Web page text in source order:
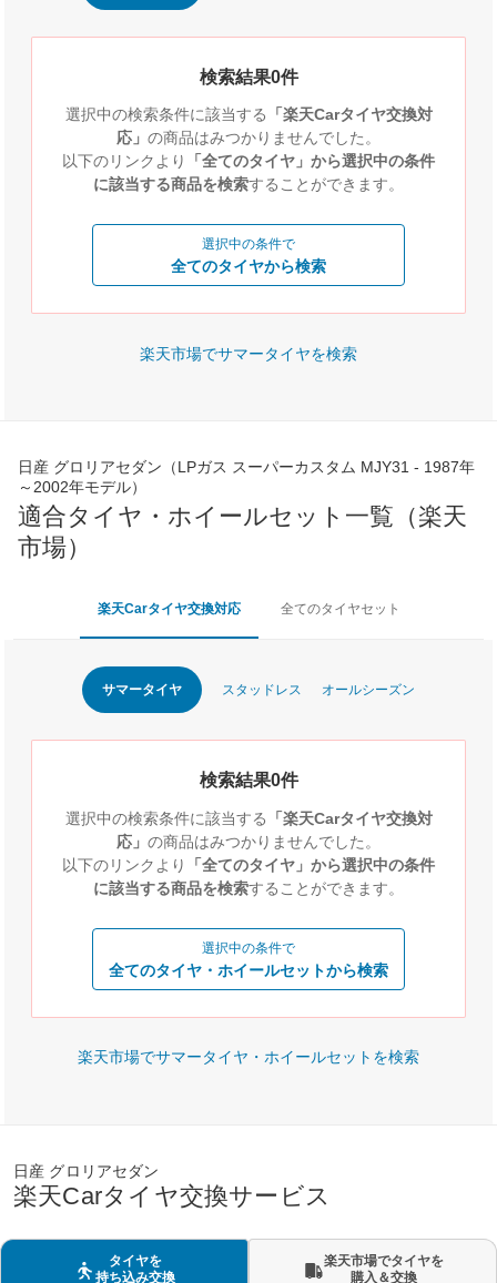
検索結果0件
選択中の検索条件に該当する 「楽天Carタイヤ交換対
応」 の商品はみつかりませんでした。
以下のリンクより
「全てのタイヤ」から選択中の条件
に該当する商品を検索することができます。
選択中の条件で
全てのタイヤから検索
楽天市場でサマータイヤを検索
日産 グロリアセダン（LPガス スーパーカスタム MJY31 - 1987年
～2002年モデル）
適合タイヤ・ホイールセット一覧（楽天
市場）
楽天Carタイヤ交換対応 全てのタイヤセット
サマータイヤ スタッドレス オールシーズン
検索結果0件
選択中の検索条件に該当する 「楽天Carタイヤ交換対
応」 の商品はみつかりませんでした。
以下のリンクより
「全てのタイヤ」から選択中の条件
に該当する商品を検索することができます。
選択中の条件で
全てのタイヤ・ホイールセットから検索
楽天市場でサマータイヤ・ホイールセットを検索
日産 グロリアセダン
楽天Carタイヤ交換サービス
タイヤを
持ち込み交換
楽天市場でタイヤを
購入＆交換